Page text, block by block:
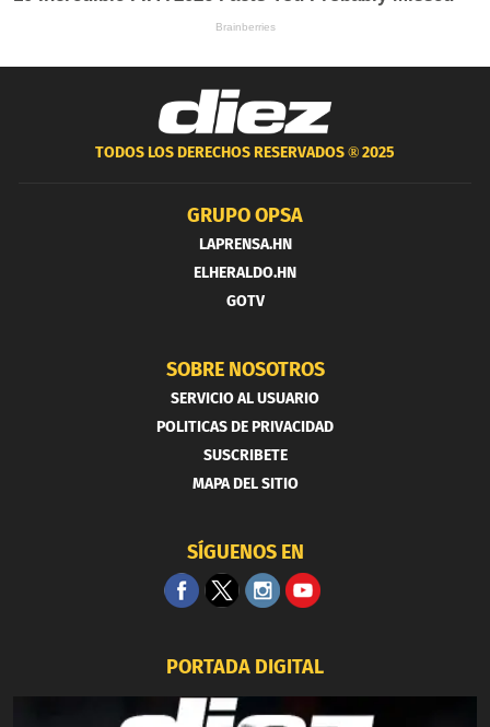
TODOS LOS DERECHOS RESERVADOS ®2025
GRUPO OPSA
LAPRENSA.HN
ELHERALDO.HN
GOTV
SOBRE NOSOTROS
SERVICIO AL USUARIO
POLITICAS DE PRIVACIDAD
SUSCRIBETE
MAPA DEL SITIO
SÍGUENOS EN
PORTADA DIGITAL